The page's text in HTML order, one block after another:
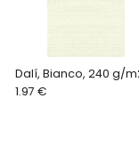
Dalí, Bianco, 240 g/
1.97 €